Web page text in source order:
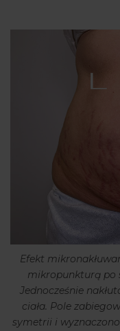
Efekt
mikropunkturą po
Jednocześnie
ciała. Pole
symetrii i